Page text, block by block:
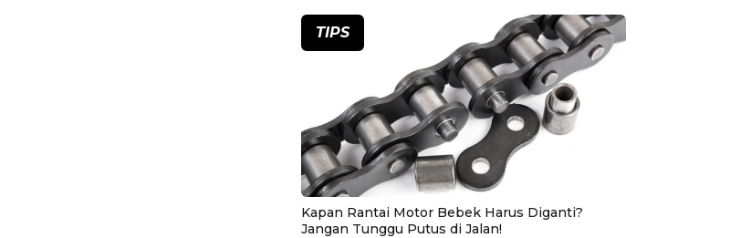
TIPS
Kapan Rantai Motor Bebek Harus Diganti?
Jangan Tunggu Putus di Jalan!